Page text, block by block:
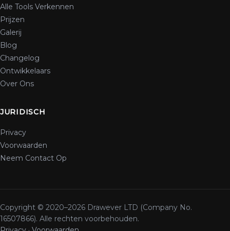
Alle Tools Verkennen
Prijzen
Galerij
Blog
Changelog
Ontwikkelaars
Over Ons
JURIDISCH
Privacy
Voorwaarden
Neem Contact Op
Copyright © 2020–2026 Drawever LTD (Company No.
16507866). Alle rechten voorbehouden.